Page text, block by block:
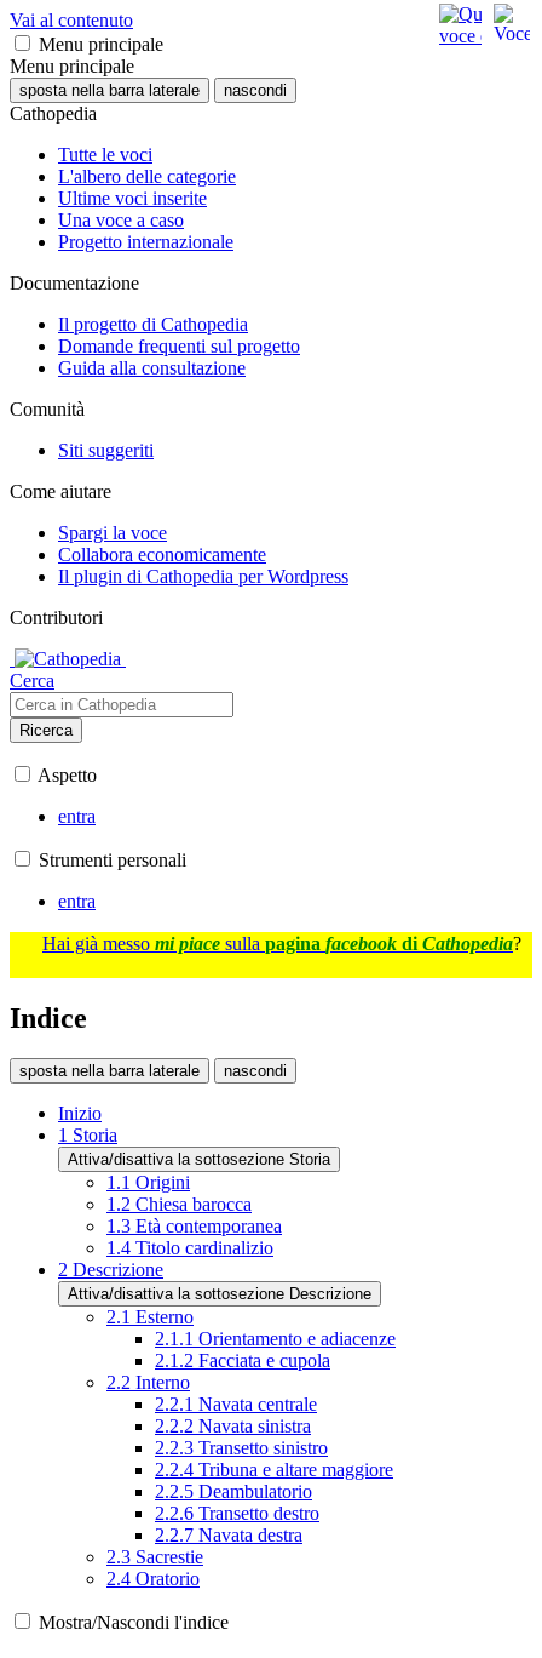
Vai al contenuto
Menu principale
Menu principale
sposta nella barra laterale nascondi
Cathopedia
Tutte le voci
L'albero delle categorie
Ultime voci inserite
Una voce a caso
Progetto internazionale
Documentazione
Il progetto di Cathopedia
Domande frequenti sul progetto
Guida alla consultazione
Comunità
Siti suggeriti
Come aiutare
Spargi la voce
Collabora economicamente
Il plugin di Cathopedia per Wordpress
Contributori
Cerca
Ricerca
Aspetto
entra
Strumenti personali
entra
Hai già messo mi piace sulla pagina facebook di Cathopedia?
Indice
sposta nella barra laterale nascondi
Inizio
1 Storia
Attiva/disattiva la sottosezione Storia
1.1 Origini
1.2 Chiesa barocca
1.3 Età contemporanea
1.4 Titolo cardinalizio
2 Descrizione
Attiva/disattiva la sottosezione Descrizione
2.1 Esterno
2.1.1 Orientamento e adiacenze
2.1.2 Facciata e cupola
2.2 Interno
2.2.1 Navata centrale
2.2.2 Navata sinistra
2.2.3 Transetto sinistro
2.2.4 Tribuna e altare maggiore
2.2.5 Deambulatorio
2.2.6 Transetto destro
2.2.7 Navata destra
2.3 Sacrestie
2.4 Oratorio
Mostra/Nascondi l'indice